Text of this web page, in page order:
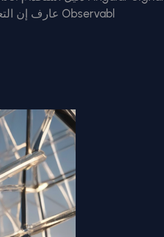
عارف إن التعامل مع الـ Observabl